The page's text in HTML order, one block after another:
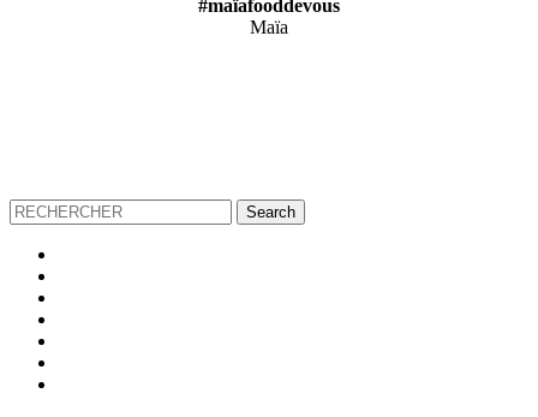
#maïafooddevous
Maïa